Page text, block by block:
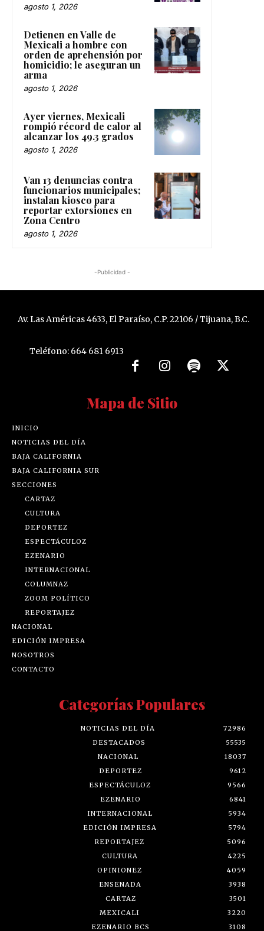
agosto 1, 2026
Detienen en Valle de
Mexicali a hombre con
orden de aprehensión por
homicidio; le aseguran un
arma
agosto 1, 2026
Ayer viernes, Mexicali
rompió récord de calor al
alcanzar los 49.3 grados
agosto 1, 2026
Van 13 denuncias contra
funcionarios municipales;
instalan kiosco para
reportar extorsiones en
Zona Centro
agosto 1, 2026
-Publicidad -
Av. Las Américas 4633, El Paraíso, C.P. 22106 / Tijuana, B.C.
Teléfono: 664 681 6913
Mapa de Sitio
INICIO
NOTICIAS DEL DÍA
BAJA CALIFORNIA
BAJA CALIFORNIA SUR
SECCIONES
CARTAZ
CULTURA
DEPORTEZ
ESPECTÁCULOZ
EZENARIO
INTERNACIONAL
COLUMNAZ
ZOOM POLÍTICO
REPORTAJEZ
NACIONAL
EDICIÓN IMPRESA
NOSOTROS
CONTACTO
Categorías Populares
NOTICIAS DEL DÍA
72986
DESTACADOS
55535
NACIONAL
18037
DEPORTEZ
9612
ESPECTÁCULOZ
9566
EZENARIO
6841
INTERNACIONAL
5934
EDICIÓN IMPRESA
5794
REPORTAJEZ
5096
CULTURA
4225
OPINIONEZ
4059
ENSENADA
3938
CARTAZ
3501
MEXICALI
3220
EZENARIO BCS
3108